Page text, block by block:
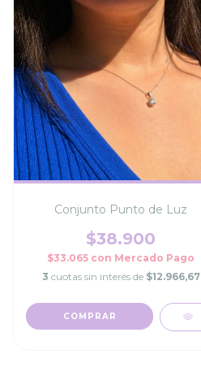
Conjunto Punto de Luz
$38.900
$33.065 con Mercado Pago
3 cuotas sin interés de $12.966,67
COMPRAR